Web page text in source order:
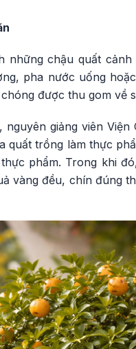
chậu quất
pha nước uống
được thu gom về
giảng viên
quất trồng làm thực
phẩm. Trong khi
vàng đều, chín đúng